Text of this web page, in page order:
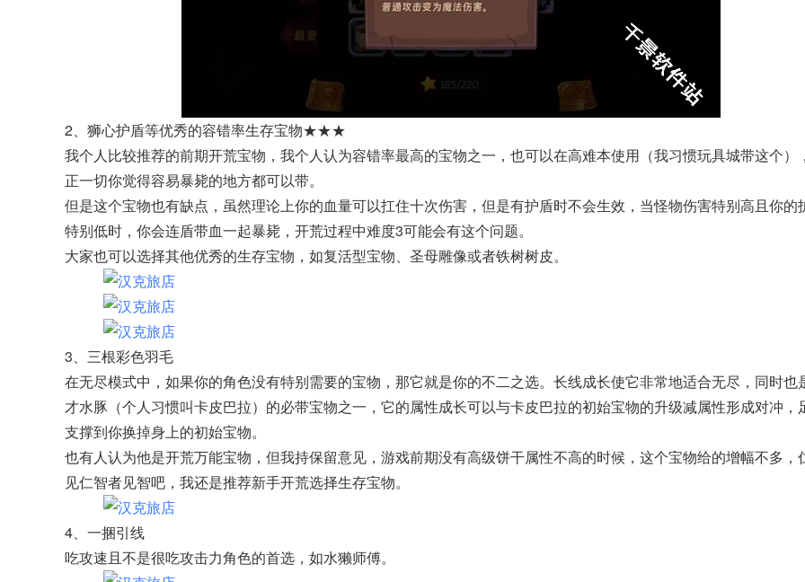
2、狮心护盾等优秀的容错率生存宝物★★★
我个人比较推荐的前期开荒宝物，我个人认为容错率最高的宝物之一，也可以在高难本使用（我习惯玩具城带这个）
正一切你觉得容易暴毙的地方都可以带。
但是这个宝物也有缺点，虽然理论上你的血量可以扛住十次伤害，但是有护盾时不会生效，当怪物伤害特别高且你的
特别低时，你会连盾带血一起暴毙，开荒过程中难度3可能会有这个问题。
大家也可以选择其他优秀的生存宝物，如复活型宝物、圣母雕像或者铁树树皮。
3、三根彩色羽毛
在无尽模式中，如果你的角色没有特别需要的宝物，那它就是你的不二之选。长线成长使它非常地适合无尽，同时也
才水豚（个人习惯叫卡皮巴拉）的必带宝物之一，它的属性成长可以与卡皮巴拉的初始宝物的升级减属性形成对冲，
支撑到你换掉身上的初始宝物。
也有人认为他是开荒万能宝物，但我持保留意见，游戏前期没有高级饼干属性不高的时候，这个宝物给的增幅不多，
见仁智者见智吧，我还是推荐新手开荒选择生存宝物。
4、一捆引线
吃攻速且不是很吃攻击力角色的首选，如水獭师傅。